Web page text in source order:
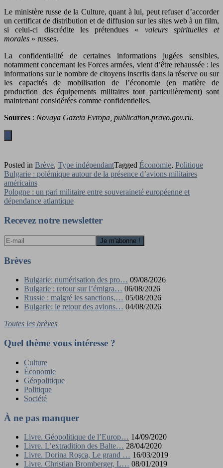
Le ministère russe de la Culture, quant à lui, peut refuser d’accorder
un certificat de distribution et de diffusion sur les sites web à un film,
si celui-ci discrédite les prétendues « valeurs spirituelles et
morales » russes.
La confidentialité de certaines informations jugées sensibles,
notamment concernant les Forces armées, vient d’être rehaussée : les
informations sur le nombre de citoyens inscrits dans la réserve ou sur
les capacités de mobilisation de l’économie (en matière de
production des équipements militaires tout particulièrement) sont
maintenant considérées comme confidentielles.
Sources : Novaya Gazeta Evropa, publication.pravo.gov.ru.
Posted in Brève, Type indépendantTagged Économie, Politique
Navigation
de
l’article
Bulgarie : polémique autour de la présence d’avions militaires
américains
Pologne : un pari militaire entre souveraineté européenne et
dépendance atlantique
Recevez notre newsletter
Brèves
Bulgarie: numérisation des pro… 09/08/2026
Bulgarie : retour sur l’émigra… 06/08/2026
Russie : malgré les sanctions,… 05/08/2026
Bulgarie: le retour des avions… 04/08/2026
Toutes les brèves
Quel thème vous intéresse ?
Culture
Économie
Géopolitique
Politique
Société
À ne pas manquer
Livre. Géopolitique de l’Europ… 14/09/2020
Livre. L’extradition des Balte… 28/04/2020
Livre. Dorina Roşca, Le grand … 16/03/2019
Livre. Christian Bromberger, L… 08/01/2019